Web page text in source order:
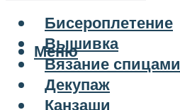
Бисероплетение
Вышивка
Вязание спицами
Декупаж
Канзаши
Меню